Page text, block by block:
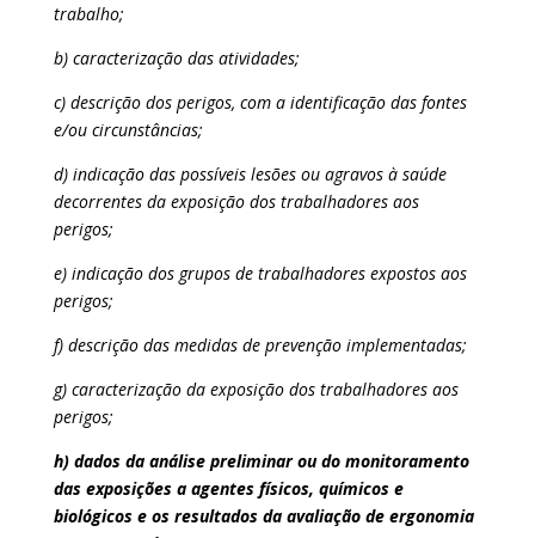
trabalho;
b) caracterização das atividades;
c) descrição dos perigos, com a identificação das fontes
e/ou circunstâncias;
d) indicação das possíveis lesões ou agravos à saúde
decorrentes da exposição dos trabalhadores aos
perigos;
e) indicação dos grupos de trabalhadores expostos aos
perigos;
f) descrição das medidas de prevenção implementadas;
g) caracterização da exposição dos trabalhadores aos
perigos;
h) dados da análise preliminar ou do monitoramento
das exposições a agentes físicos, químicos e
biológicos e os resultados da avaliação de ergonomia